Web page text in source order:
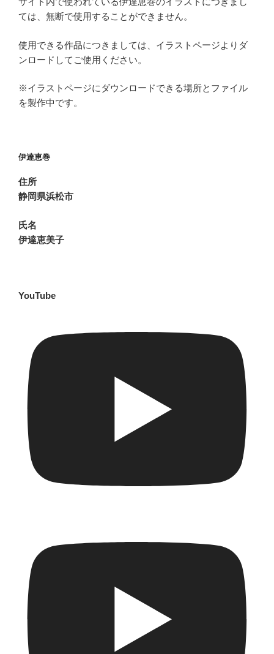
ては、無断で使用することができません。
使用できる作品につきましては、イラストページよりダ
ンロードしてご使用ください。
※イラストページにダウンロードできる場所とファイル
を製作中です。
伊達恵巻
住所
静岡県浜松市
氏名
伊達恵美子
YouTube